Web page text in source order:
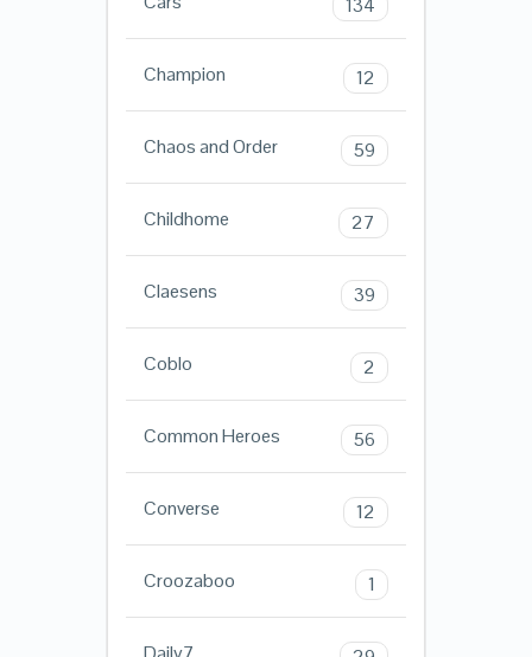
134
Champion 12
Chaos and Order 59
Childhome 27
Claesens 39
Coblo 2
Common Heroes 56
Converse 12
Croozaboo 1